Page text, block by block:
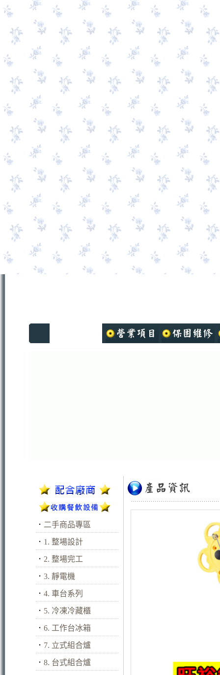
． 二手商品專區
． 1. 整場設計
． 2. 整場完工
． 3. 靜電機
． 4. 車台系列
． 5. 冷凍冷藏櫃
． 6. 工作台冰箱
． 7. 立式組合爐
． 8. 台式組合爐